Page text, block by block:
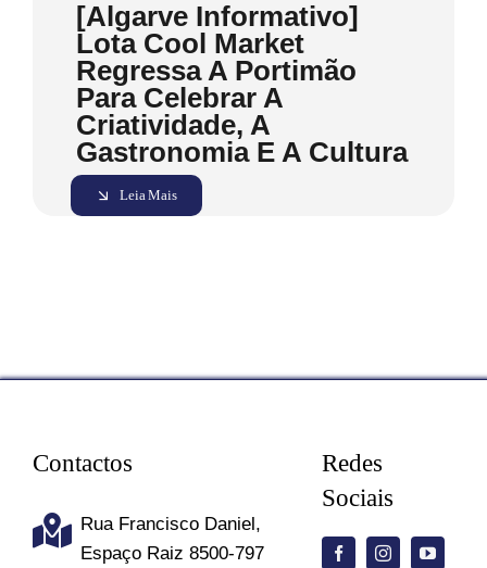
[Algarve Informativo]
Lota Cool Market
Regressa A Portimão
Para Celebrar A
Criatividade, A
Gastronomia E A Cultura
Leia Mais
Contactos
Rua Francisco Daniel,
Espaço Raiz 8500-797
Redes
Sociais